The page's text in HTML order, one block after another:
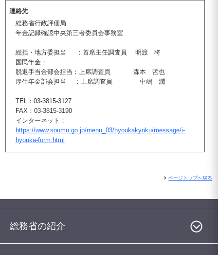
連絡先
総務省行政評価局
年金記録確認中央第三者委員会事務室
総括・地方委担当 ：首席主任調査員 明渡 将
国民年金・
脱退手当金部会担当：上席調査員 森本 哲也
厚生年金部会担当 ：上席調査員 中嶋 潤
TEL：03-3815-3127
FAX：03-3815-3190
インターネット：
https://www.soumu.go.jp/menu_03/hyoukakyoku/message/i-
hyouka-form.html
ページトップへ戻る
総務省の紹介